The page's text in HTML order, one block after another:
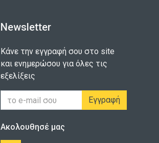
Newsletter
Κάνε την εγγραφή σου στο site
και ενημερώσου για όλες τις
εξελίξεις
Εγγραφή
Ακολουθησέ μας